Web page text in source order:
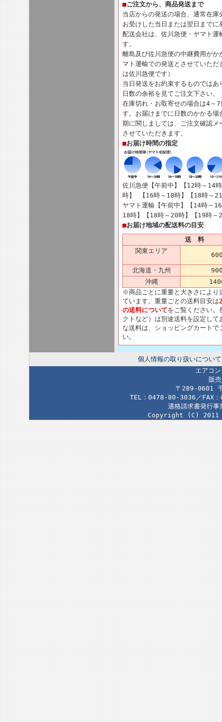
■ご注文から、商品発送まで
当店からの発送の場合、通常在庫
お受けした当日または翌日までに
配送会社は、佐川急便・ヤマト運
す。
離島及び佐川急便の中継費用がか
マト運輸での発送とさせていただ
は佐川急便です）
当日発送をお約束するものではあ
日数の余裕を見てご注文下さい。
在庫切れ・お取寄せの場合は4～
す。お届けまでに日数のかかる場
期に関しましては、ご注文確認メ
させていただきます。
■お届け時間の指定
佐川急便【午前中】【12時～14
時】 【16時～18時】【18時～
ヤマト運輸【午前中】【14時～
18時】【18時～20時】【19時～
■お届け地域の配送料の目安
送 料
関東エリア
北海道・九州
沖縄
※商品ごとに重量と大きさにより
ています。重量ごとの送料目安は
の送料についてをご覧ください。
クトなど）は別途送料を設定して
な送料は、ショッピングカートで
い。
個人情報の取り扱いについて
エアコ
販
〒289-0601
TEL：0478-80-3036／FAX
適格請求書発行
Copyright (C)